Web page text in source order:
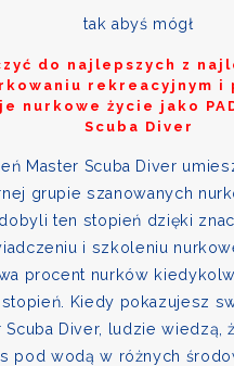
tak abyś mógł
do najlepszych z
rekreacyjnym i
nurkowe życie jako
Scuba Diver
Master Scuba Diver
grupie szanowanych
ten stopień dzięki
i szkoleniu
procent nurków
Kiedy pokazujesz
Scuba Diver, ludzie wiedzą,
pod wodą w różnych